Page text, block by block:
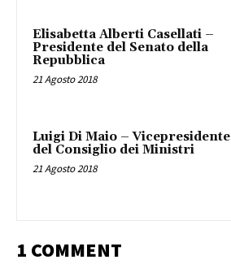
Elisabetta Alberti Casellati –
Presidente del Senato della
Repubblica
21 Agosto 2018
Luigi Di Maio – Vicepresidente
del Consiglio dei Ministri
21 Agosto 2018
1 COMMENT